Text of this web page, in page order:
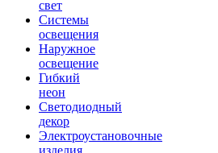
свет
Системы
освещения
Наружное
освещение
Гибкий
неон
Светодиодный
декор
Электроустановочные
изделия